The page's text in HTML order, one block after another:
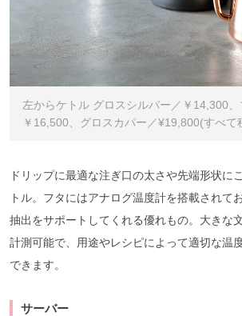
左からケトル グロスシルバー／￥14,300
￥16,500、グロスカパー／¥19,800(すべて
ドリップに最適な注ぎ口の太さや先端形状に
トル。フタにはアナログ温度計を搭載されて
抽出をサポートしてくれる優れもの。大きな
計測可能で、用途やレシピによって適切な温
できます。
サーバー